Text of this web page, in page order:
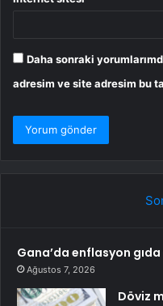
Daha sonraki
adresim ve site adresim bu
Gana’da enflasyon
Ağustos 7, 2026
Döviz